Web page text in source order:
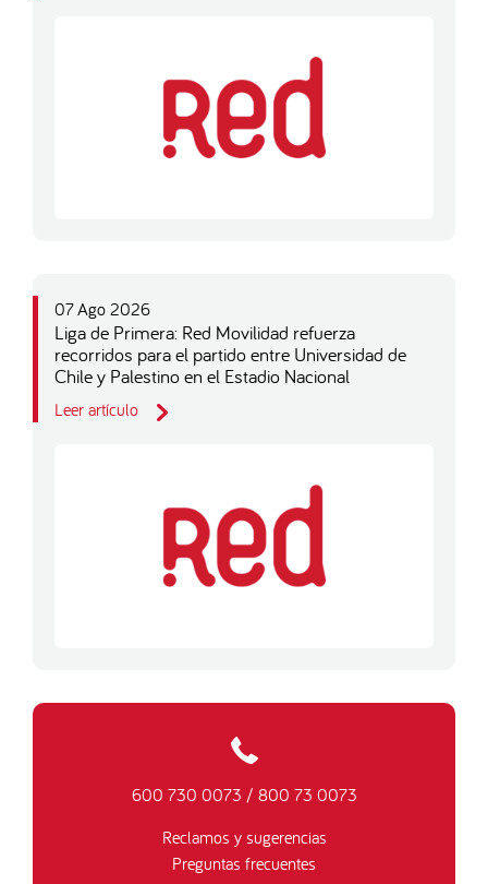
07 Ago 2026
Liga de Primera: Red Movilidad refuerza
recorridos para el partido entre Universidad de
Chile y Palestino en el Estadio Nacional
Leer artículo
600 730 0073 / 800 73 0073
Reclamos y sugerencias
Preguntas frecuentes